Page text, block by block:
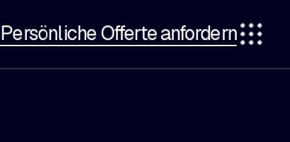
Persönliche Offerte anfordern